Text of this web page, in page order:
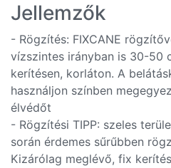
Jellemzők
- Rögzítés: FIXCANE
vízszintes irányban is 30-50
kerítésen, korláton. A
használjon színben
élvédőt
- Rögzítési TIPP: szeles
során érdemes sűrűbben
Kizárólag meglévő, fix